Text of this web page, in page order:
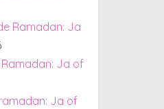
Ramadan: Ja
Ja of
Ja of